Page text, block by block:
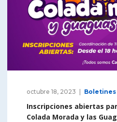
octubre 18, 2023 Boletines
Inscripciones abiertas
Colada Morada y las